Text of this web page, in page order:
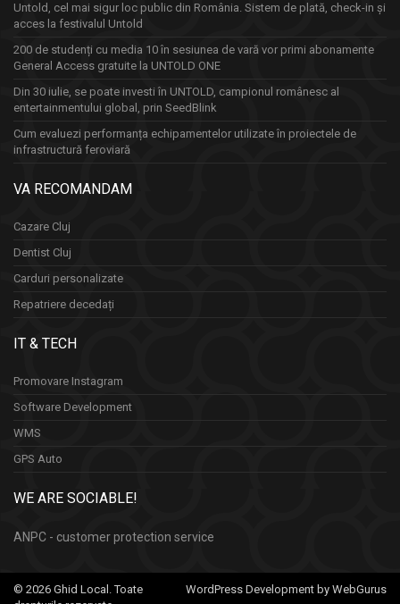
Untold, cel mai sigur loc public din România. Sistem de plată, check-in și
acces la festivalul Untold
200 de studenți cu media 10 în sesiunea de vară vor primi abonamente
General Access gratuite la UNTOLD ONE
Din 30 iulie, se poate investi în UNTOLD, campionul românesc al
entertainmentului global, prin SeedBlink
Cum evaluezi performanța echipamentelor utilizate în proiectele de
infrastructură feroviară
VA RECOMANDAM
Cazare Cluj
Dentist Cluj
Carduri personalizate
Repatriere decedați
IT & TECH
Promovare Instagram
Software Development
WMS
GPS Auto
WE ARE SOCIABLE!
ANPC - customer protection service
WordPress Development by WebGurus
© 2026 Ghid Local. Toate